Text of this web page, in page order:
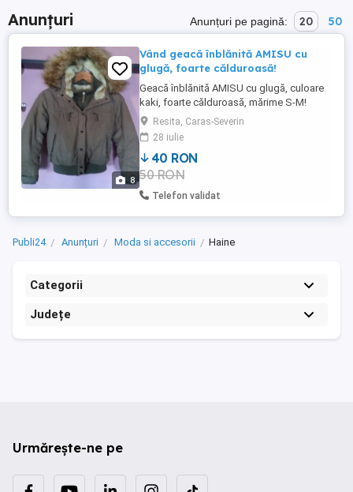
Anunțuri Anunțuri pe pagină: 20 50
8
Vând geacă înblănită AMISU cu
glugă, foarte călduroasă!
Geacă înblănită AMISU cu glugă, culoare
kaki, foarte călduroasă, mărime S-M!
Resita, Caras-Severin
28 iulie
40 RON
50 RON
Telefon validat
Publi24 Anunțuri Moda si accesorii Haine
Categorii
Județe
Urmărește-ne pe